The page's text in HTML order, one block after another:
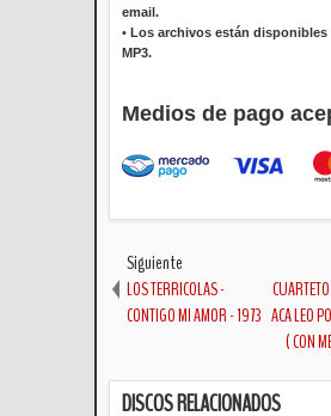
email.
• Los archivos están disponibles
MP3.
Medios de pago
Siguiente
LOS TERRICOLAS -
CONTIGO MI AMOR - 1973 ACA LEO
( CON
DISCOS RELACIONADOS